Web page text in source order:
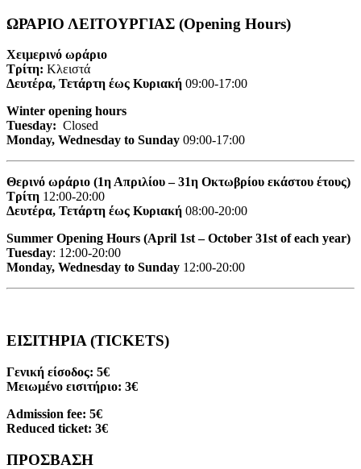
ΩΡΑΡΙΟ ΛΕΙΤΟΥΡΓΙΑΣ (Opening Hours)
Χειμερινό ωράριο
Τρίτη: Κλειστά
Δευτέρα, Τετάρτη έως Κυριακή 09:00-17:00
Winter opening hours
Tuesday: Closed
Monday, Wednesday to Sunday 09:00-17:00
Θερινό ωράριο (1η Απριλίου – 31η Οκτωβρίου εκάστου έτους)
Τρίτη 12:00-20:00
Δευτέρα, Τετάρτη έως Κυριακή 08:00-20:00
Summer Opening Hours (April 1st – October 31st of each year)
Tuesday: 12:00-20:00
Monday, Wednesday to Sunday 12:00-20:00
ΕΙΣΙΤΗΡΙΑ (TICKETS)
Γενική είσοδος: 5€
Μειωμένο εισιτήριο: 3€
Admission fee: 5€
Reduced ticket: 3€
ΠΡΟΣΒΑΣΗ